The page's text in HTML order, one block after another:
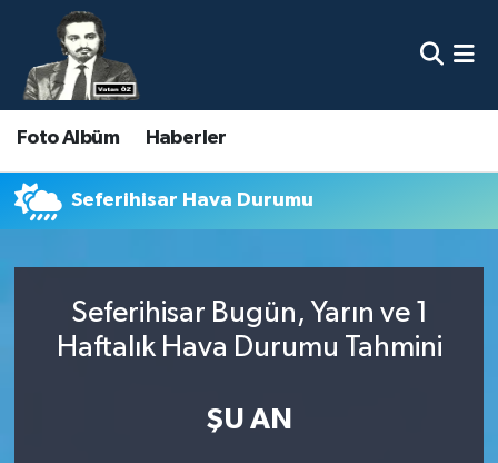
Foto Albüm Haberler
Seferihisar Hava Durumu
Seferihisar Bugün, Yarın ve 1
Haftalık Hava Durumu Tahmini
ŞU AN
Nöbetçi Eczaneler
Hava Durumu
Namaz Vakitleri
Süper Lig Puan Durumu ve Fikstür
Son Dakika Haberleri